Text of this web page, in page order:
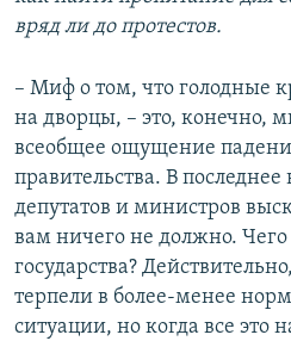
вряд ли до протестов.
– Миф о том, что голодные
на дворцы, – это, конечно,
всеобщее ощущение
правительства. В последнее
депутатов и министров
вам ничего не должно. Чего
государства?
терпели в более-менее
ситуации, но когда все это